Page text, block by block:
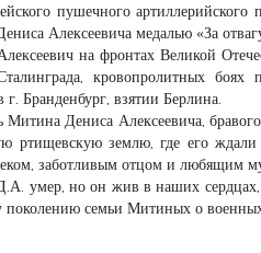
пушечного
Алексеевича медалью «За
на фронтах Великой
кровопролитных
Бранденбург, взятии Берлина.
Дениса Алексеевича,
ртищевскую землю, где его
заботливым отцом и любящим
умер, но он жив в наших
семьи Митиных о военных